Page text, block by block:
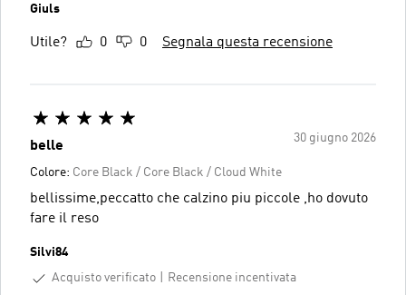
Giuls
Utile? 0 0 Segnala questa recensione
30 giugno 2026
belle
Colore: Core Black / Core Black / Cloud White
bellissime,peccatto che calzino piu piccole ,ho dovuto
fare il reso
Silvi84
Acquisto verificato
Recensione incentivata